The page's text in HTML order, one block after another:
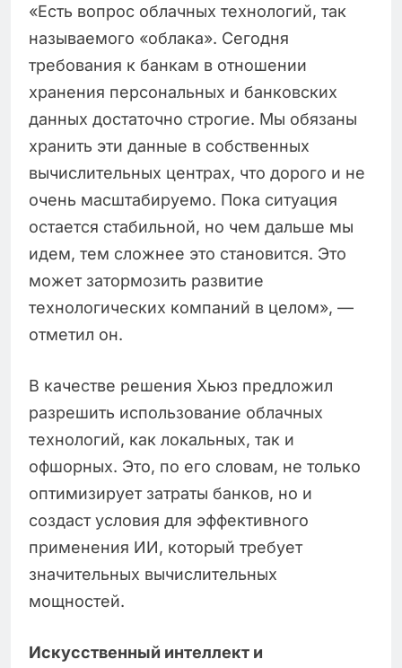
«Есть вопрос облачных технологий, так
называемого «облака». Сегодня
требования к банкам в отношении
хранения персональных и банковских
данных достаточно строгие. Мы обязаны
хранить эти данные в собственных
вычислительных центрах, что дорого и не
очень масштабируемо. Пока ситуация
остается стабильной, но чем дальше мы
идем, тем сложнее это становится. Это
может затормозить развитие
технологических компаний в целом», —
отметил он.
В качестве решения Хьюз предложил
разрешить использование облачных
технологий, как локальных, так и
офшорных. Это, по его словам, не только
оптимизирует затраты банков, но и
создаст условия для эффективного
применения ИИ, который требует
значительных вычислительных
мощностей.
Искусственный интеллект и